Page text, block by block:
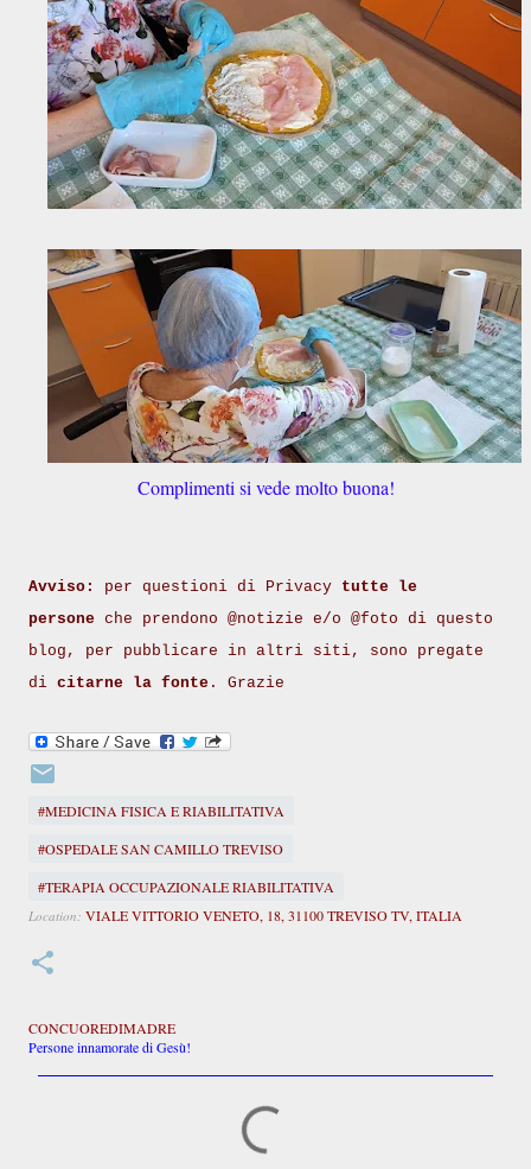
Complimenti si vede molto buona!
Avviso: per questioni di Privacy tutte le
persone che prendono @notizie e/o @foto di questo
blog, per pubblicare in altri siti, sono pregate
di citarne la fonte . Grazie
#MEDICINA FISICA E RIABILITATIVA
#OSPEDALE SAN CAMILLO TREVISO
#TERAPIA OCCUPAZIONALE RIABILITATIVA
Location: VIALE VITTORIO VENETO, 18, 31100 TREVISO TV, ITALIA
CONCUOREDIMADRE
Persone innamorate di Gesù!